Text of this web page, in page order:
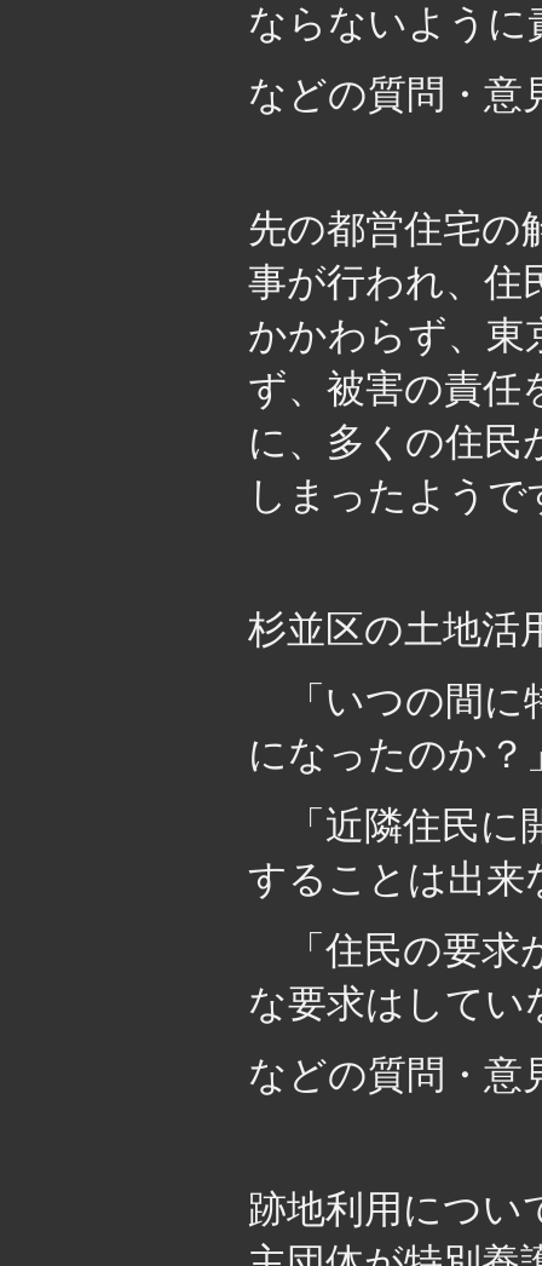
ならないように
などの質問・意
先の都営住宅の
事が行われ、住
かかわらず、東
ず、被害の責任
に、多くの住民
しまったようで
杉並区の土地活
「いつの間に
になったのか？
「近隣住民に
することは出来
「住民の要求
な要求はしてい
などの質問・意
跡地利用につい